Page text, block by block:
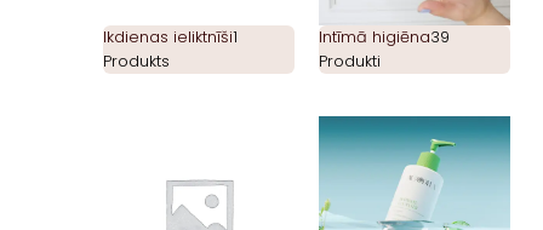
Ikdienas ieliktnīši1
Produkts
Intīmā higiēna39
Produkti